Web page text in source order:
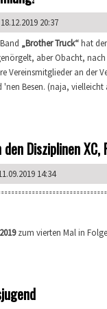
20:37
„Brother Truck“hat
aber Obacht,
Vereinsmitglieder an der
'nen Besen. (naja,
Disziplinen XC,
14:34
zum vierten Mal in